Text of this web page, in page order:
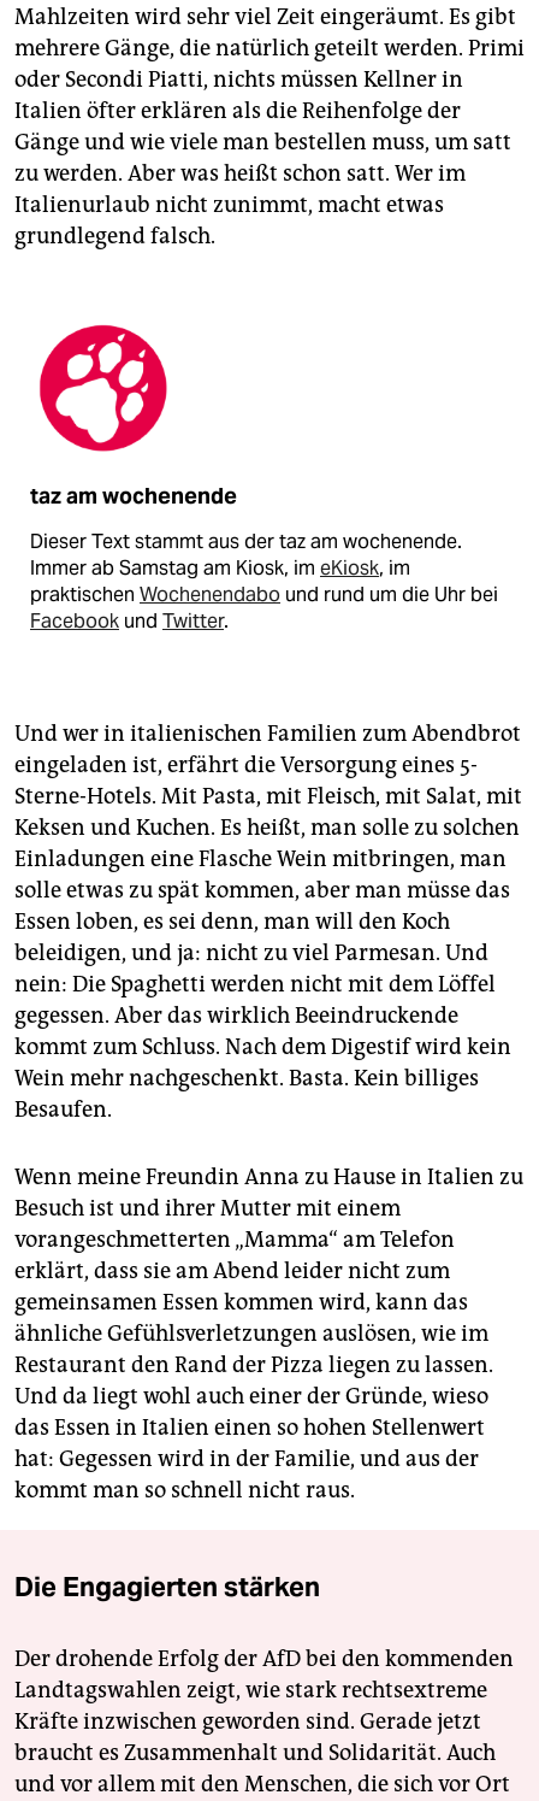
Mahlzeiten wird sehr viel Zeit eingeräumt. Es gibt
mehrere Gänge, die natürlich geteilt werden. Primi
oder Secondi Piatti, nichts müssen Kellner in
Italien öfter erklären als die Reihenfolge der
Gänge und wie viele man bestellen muss, um satt
zu werden. Aber was heißt schon satt. Wer im
Italienurlaub nicht zunimmt, macht etwas
grundlegend falsch.
taz am wochenende
Dieser Text stammt aus der taz am wochenende.
Immer ab Samstag am Kiosk, im eKiosk, im
praktischen Wochenendabo und rund um die Uhr bei
Facebook und Twitter.
Und wer in italienischen Familien zum Abendbrot
eingeladen ist, erfährt die Versorgung eines 5-
Sterne-Hotels. Mit Pasta, mit Fleisch, mit Salat, mit
Keksen und Kuchen. Es heißt, man solle zu solchen
Einladungen eine Flasche Wein mitbringen, man
solle etwas zu spät kommen, aber man müsse das
Essen loben, es sei denn, man will den Koch
beleidigen, und ja: nicht zu viel Parmesan. Und
nein: Die Spaghetti werden nicht mit dem Löffel
gegessen. Aber das wirklich Beeindruckende
kommt zum Schluss. Nach dem Digestif wird kein
Wein mehr nachgeschenkt. Basta. Kein billiges
Besaufen.
Wenn meine Freundin Anna zu Hause in Italien zu
Besuch ist und ihrer Mutter mit einem
vorangeschmetterten „Mamma“ am Telefon
erklärt, dass sie am Abend leider nicht zum
gemeinsamen Essen kommen wird, kann das
ähnliche Gefühlsverletzungen auslösen, wie im
Restaurant den Rand der Pizza liegen zu lassen.
Und da liegt wohl auch einer der Gründe, wieso
das Essen in Italien einen so hohen Stellenwert
hat: Gegessen wird in der Familie, und aus der
kommt man so schnell nicht raus.
Die Engagierten stärken
Der drohende Erfolg der AfD bei den kommenden
Landtagswahlen zeigt, wie stark rechtsextreme
Kräfte inzwischen geworden sind. Gerade jetzt
braucht es Zusammenhalt und Solidarität. Auch
und vor allem mit den Menschen, die sich vor Ort